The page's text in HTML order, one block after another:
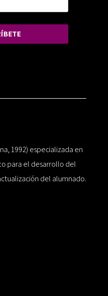
1992) especializada en
para el desarrollo del
del alumnado.